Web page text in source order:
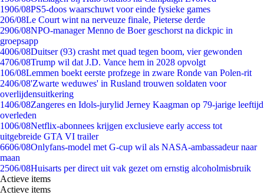
1906/08PS5-doos waarschuwt voor einde fysieke games
206/08Le Court wint na nerveuze finale, Pieterse derde
2906/08NPO-manager Menno de Boer geschorst na dickpic in
groepsapp
4006/08Duitser (93) crasht met quad tegen boom, vier gewonden
4706/08Trump wil dat J.D. Vance hem in 2028 opvolgt
106/08Lemmen boekt eerste profzege in zware Ronde van Polen-rit
2406/08'Zwarte weduwes' in Rusland trouwen soldaten voor
overlijdensuitkering
1406/08Zangeres en Idols-jurylid Jerney Kaagman op 79-jarige leeftijd
overleden
1006/08Netflix-abonnees krijgen exclusieve early access tot
uitgebreide GTA VI trailer
6606/08Onlyfans-model met G-cup wil als NASA-ambassadeur naar
maan
2506/08Huisarts per direct uit vak gezet om ernstig alcoholmisbruik
Actieve items
Actieve items